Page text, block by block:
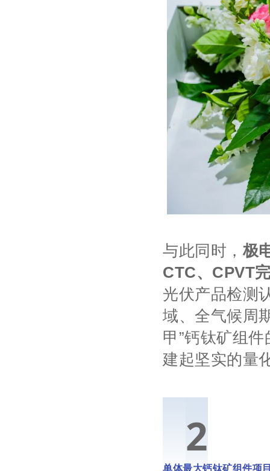
与此同时，极
CTC、CPVT
光伏产品检测
域、全气候周
甲”钙钛矿组
建起坚实的量
2
单体最大钙钛矿组件项